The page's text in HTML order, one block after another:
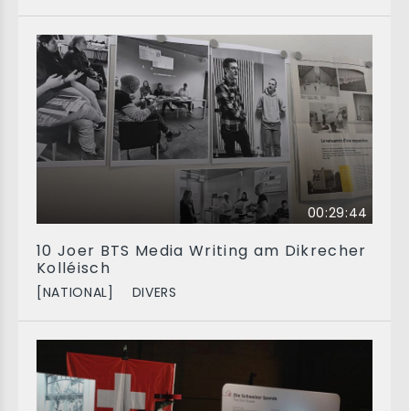
00:29:44
10 Joer BTS Media Writing am Dikrecher
Kolléisch
[NATIONAL] DIVERS